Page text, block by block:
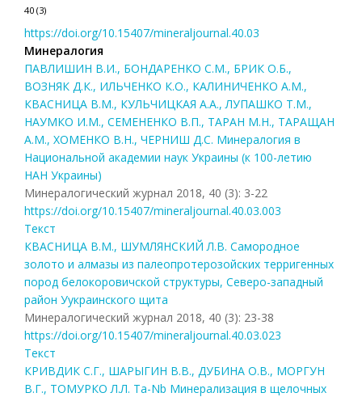
40 (3)
https://doi.org/10.15407/mineraljournal.40.03
Минералогия
ПАВЛИШИН В.И., БОНДАРЕНКО С.М., БРИК О.Б.,
ВОЗНЯК Д.К., ИЛЬЧЕНКО К.О., КАЛИНИЧЕНКО А.М.,
КВАСНИЦА В.М., КУЛЬЧИЦКАЯ А.А., ЛУПАШКО Т.М.,
НАУМКО И.М., СЕМЕНЕНКО В.П., ТАРАН М.Н., ТАРАЩАН
А.М., ХОМЕНКО В.Н., ЧЕРНИШ Д.С. Минералогия в
Национальной академии наук Украины (к 100-летию
НАН Украины)
Минералогический журнал 2018, 40 (3): 3-22
https://doi.org/10.15407/mineraljournal.40.03.003
Текст
КВАСНИЦА В.М., ШУМЛЯНСКИЙ Л.В. Самородное
золото и алмазы из палеопротерозойских терригенных
пород белокоровичской структуры, Северо-западный
район Уукраинского щита
Минералогический журнал 2018, 40 (3): 23-38
https://doi.org/10.15407/mineraljournal.40.03.023
Текст
КРИВДИК С.Г., ШАРЫГИН В.В., ДУБИНА О.В., МОРГУН
В.Г., ТОМУРКО Л.Л. Ta-Nb Минерализация в щелочных